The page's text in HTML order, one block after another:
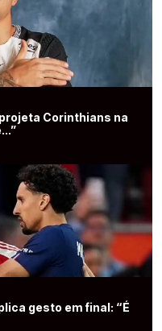
Corinthians na
gesto em final: “É